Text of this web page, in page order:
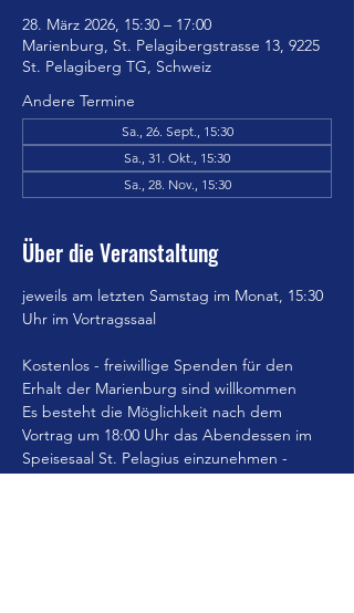
28. März 2026, 15:30 – 17:00
Marienburg, St. Pelagibergstrasse 13, 9225
St. Pelagiberg TG, Schweiz
Andere Termine
Sa., 26. Sept., 15:30
Sa., 31. Okt., 15:30
Sa., 28. Nov., 15:30
Über die Veranstaltung
jeweils am letzten Samstag im Monat, 15:30
Uhr im Vortragssaal
Kostenlos - freiwillige Spenden für den
Erhalt der Marienburg sind willkommen
Es besteht die Möglichkeit nach dem
Vortrag um 18:00 Uhr das Abendessen im
Speisesaal St. Pelagius einzunehmen -